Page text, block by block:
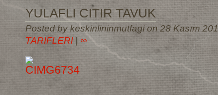
YULAFLI CITIR TAVUK
Posted by keskinlininmutfagi on 28 Kasım
TARIFLERI
∞